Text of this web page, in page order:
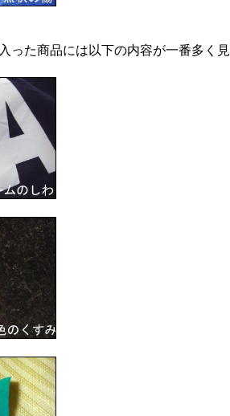
った商品には以下の内容が一番多く見